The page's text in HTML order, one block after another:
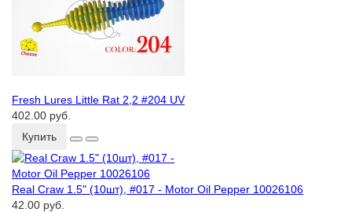
Fresh Lures Little Rat 2,2 #204 UV
402.00 руб.
Купить
Real Craw 1.5ʺ (10шт), #017 - Motor Oil Pepper 10026106
42.00 руб.